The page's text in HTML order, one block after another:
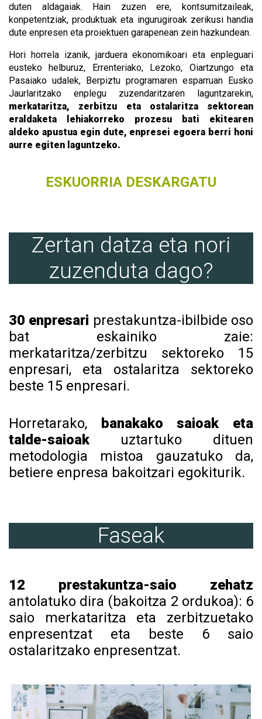
duten aldagaiak. Hain zuzen ere, kontsumitzaileak,
konpetentziak, produktuak eta ingurugiroak zerikusi handia
dute enpresen eta proiektuen garapenean zein hazkundean.
Hori horrela izanik, jarduera ekonomikoari eta enpleguari
eusteko helburuz, Errenteriako, Lezoko, Oiartzungo eta
Pasaiako udalek, Berpiztu programaren esparruan Eusko
Jaurlaritzako enplegu zuzendaritzaren laguntzarekin,
merkataritza, zerbitzu eta ostalaritza sektorean
eraldaketa lehiakorreko prozesu bati ekitearen
aldeko apustua egin dute, enpresei egoera berri honi
aurre egiten laguntzeko.
ESKUORRIA DESKARGATU
Zertan datza eta nori
zuzenduta dago?
30 enpresari prestakuntza-ibilbide oso
bat eskainiko zaie:
merkataritza/zerbitzu sektoreko 15
enpresari, eta ostalaritza sektoreko
beste 15 enpresari.
Horretarako, banakako saioak eta
talde-saioakuztartuko dituen
metodologia mistoa gauzatuko da,
betiere enpresa bakoitzari egokiturik.
Faseak
12 prestakuntza-saio zehatz
antolatuko dira (bakoitza 2 ordukoa): 6
saio merkataritza eta zerbitzuetako
enpresentzat eta beste 6 saio
ostalaritzako enpresentzat.